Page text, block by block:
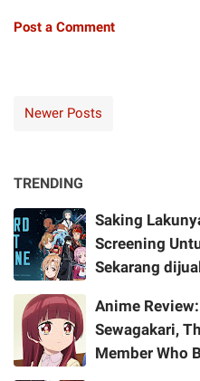
Post a Comment
Newer Posts
TRENDING
Saking
Screening
Sekarang
Anime
Sewagakari,
Member Who